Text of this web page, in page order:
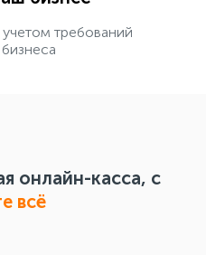
требований
онлайн-касса, с
всё